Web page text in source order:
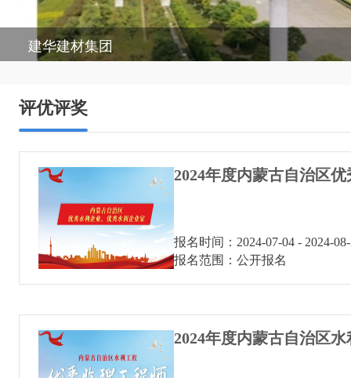
建华建材集团
评优评奖
报名时间：2024-07-04 - 2024-
报名范围：公开报名